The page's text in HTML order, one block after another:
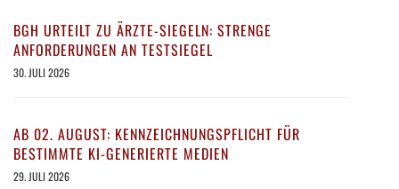
BGH URTEILT ZU ÄRZTE-SIEGELN: STRENGE
ANFORDERUNGEN AN TESTSIEGEL
30. JULI 2026
AB 02. AUGUST: KENNZEICHNUNGSPFLICHT FÜR
BESTIMMTE KI-GENERIERTE MEDIEN
29. JULI 2026